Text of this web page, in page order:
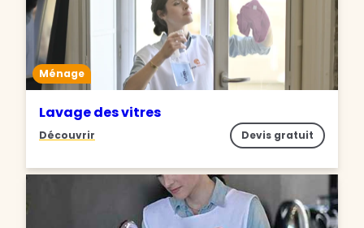
Ménage
Lavage des vitres
Découvrir Devis gratuit